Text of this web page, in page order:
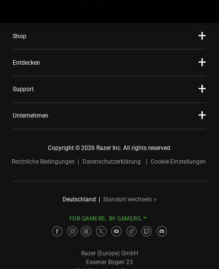
Shop
Entdecken
Support
Unternehmen
Copyright © 2026 Razer Inc. All rights reserved.
Rechtliche Bedingungen
Datenschutzerklärung Cookie-Einstellungen
Deutschland | Standort wechseln >
FOR GAMERS. BY GAMERS.™
Razer (Europe) GmbH
Essener Bogen 23